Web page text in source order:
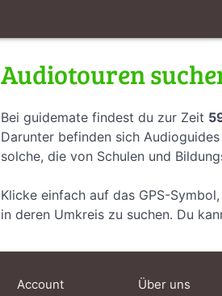
Audiotouren
Bei guidemate findest du zur Zeit
Darunter befinden sich
solche, die von Schulen und
Klicke einfach auf das GPS-
in deren Umkreis zu suchen. Du
Account Über uns